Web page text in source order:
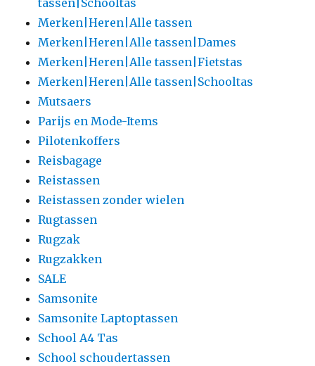
tassen|Schooltas
Merken|Heren|Alle tassen
Merken|Heren|Alle tassen|Dames
Merken|Heren|Alle tassen|Fietstas
Merken|Heren|Alle tassen|Schooltas
Mutsaers
Parijs en Mode-Items
Pilotenkoffers
Reisbagage
Reistassen
Reistassen zonder wielen
Rugtassen
Rugzak
Rugzakken
SALE
Samsonite
Samsonite Laptoptassen
School A4 Tas
School schoudertassen